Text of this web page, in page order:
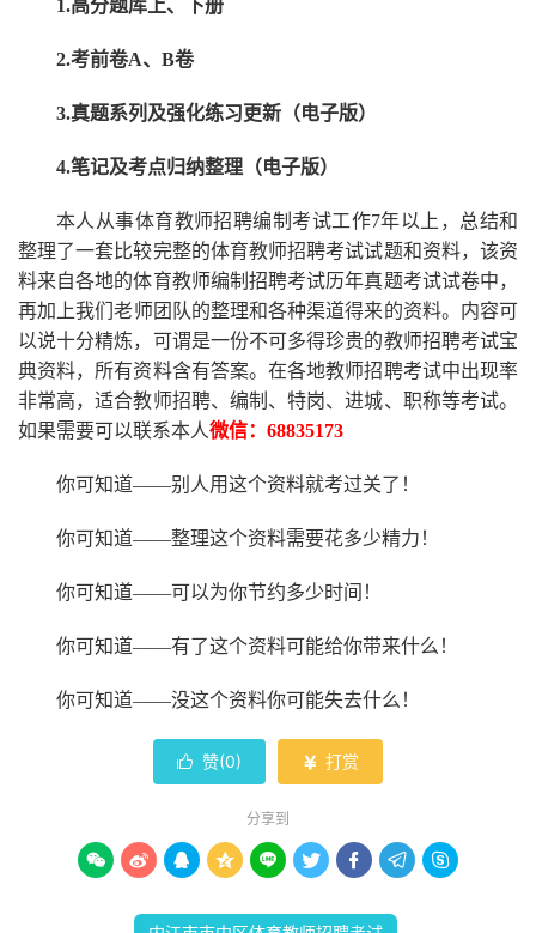
1.高分题库上、下册
2.考前卷A、B卷
3.真题系列及强化练习更新（电子版）
4.笔记及考点归纳整理（电子版）
本人从事体育教师招聘编制考试工作7年以上，总结和
整理了一套比较完整的体育教师招聘考试试题和资料，该资
料来自各地的体育教师编制招聘考试历年真题考试试卷中，
再加上我们老师 团队的整理和各种渠道得来的资料。内容可
以说十分精炼，可谓是一份不可多得珍贵的教师招聘考试宝
典资料，所有资料含有答案。在各地教师招聘考试中出现率
非常高，适合教师招聘、编制、特岗、进城、职称等考试。
如果需要可以联系本人微信： 68835173
你可知道——别人用这个资料就考过关了！
你可知道——整理这个资料需要花多少精力 ！
你可知道——可以为你节约多少时间！
你可知道——有了这个资料可能给你带来什么！
你可知道——没这个资料你可能失去什么 ！
 赞(0)  打赏
分享到
        